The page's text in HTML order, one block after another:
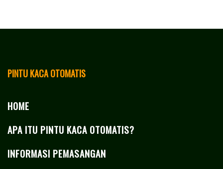
PINTU KACA OTOMATIS
HOME
APA ITU PINTU KACA OTOMATIS?
INFORMASI PEMASANGAN